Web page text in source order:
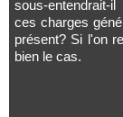
sous-entendrait-
ces charges
présent? Si l'on
bien le cas.